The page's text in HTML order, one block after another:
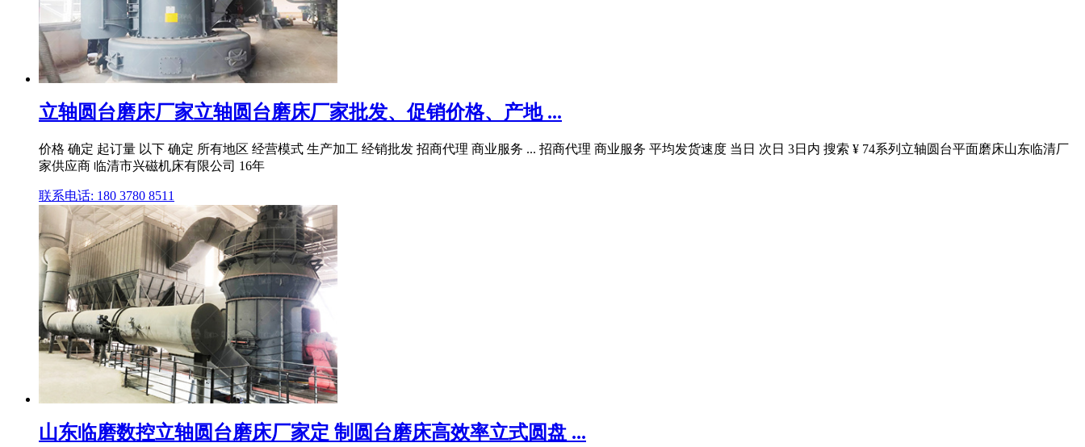
立轴圆台磨床厂家立轴圆台磨床厂家批发、促销价格、产地 ...
价格 确定 起订量 以下 确定 所有地区 经营模式 生产加工 经销批发 招商代理 商业服务 ... 招商代理 商业服务 平均发货速度 当日 次日 3日内 搜索 ¥ 74系列立轴圆台平面磨床山东临清厂
家供应商 临清市兴磁机床有限公司 16年
联系电话: 180 3780 8511
山东临磨数控立轴圆台磨床厂家定 制圆台磨床高效率立式圆盘 ...